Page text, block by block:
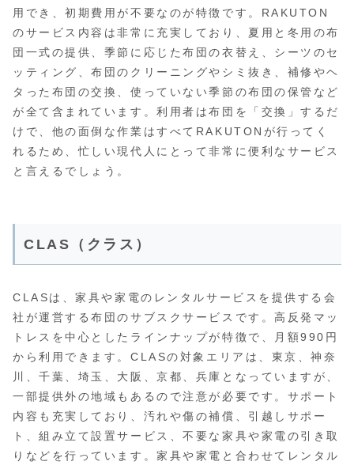
用でき、初期費用が不要なのが特徴です。RAKUTON
のサービス内容は非常に充実しており、夏用と冬用の布
団一式の提供、季節に応じた布団の衣替え、シーツのセ
ッティング、布団のクリーニングやシミ抜き、補修やヘ
タった布団の交換、使っていない季節の布団の保管など
が全て含まれています。利用者は布団を「交換」するだ
けで、他の面倒な作業はすべてRAKUTONが行ってく
れるため、忙しい現代人にとって非常に便利なサービス
と言えるでしょう。
CLAS（クラス）
CLASは、家具や家電のレンタルサービスを提供する会
社が運営する布団のサブスクサービスです。高反発マッ
トレスを中心としたラインナップが特徴で、月額990円
から利用できます。CLASの対象エリアは、東京、神奈
川、千葉、埼玉、大阪、京都、兵庫となっていますが、
一部提供外の地域もあるので注意が必要です。サポート
内容も充実しており、汚れや傷の補償、引越しサポー
ト、組み立て設置サービス、不要な家具や家電の引き取
りなどを行っています。家具や家電と合わせてレンタル